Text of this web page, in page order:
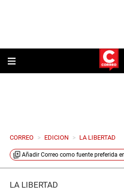
CORREO > EDICION > LA LIBERTAD
Añadir Correo como fuente preferida
LA LIBERTAD